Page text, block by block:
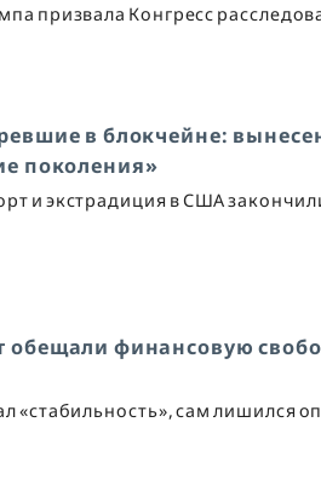
призвала Конгресс
в блокчейне:
поколения»
и экстрадиция в США
обещали финансовую
«стабильность», сам лишился